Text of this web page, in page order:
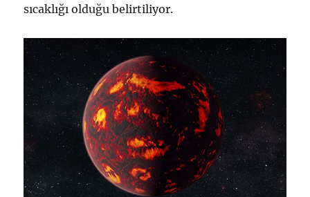
sıcaklığı olduğu belirtiliyor.